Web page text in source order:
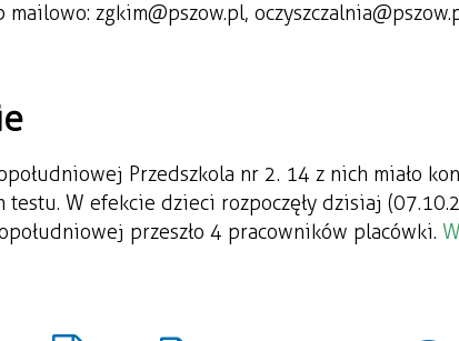
zgkim@pszow.pl,
Przedszkola nr 2. 14 z nich miało
W efekcie dzieci rozpoczęły dzisiaj
przeszło 4 pracowników placówki.